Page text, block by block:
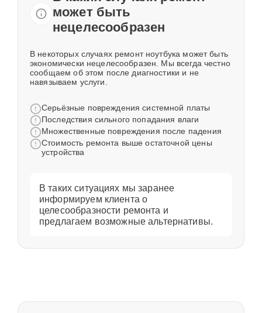
может быть
нецелесообразен
В некоторых случаях ремонт ноутбука может быть
экономически нецелесообразен. Мы всегда честно
сообщаем об этом после диагностики и не
навязываем услуги.
Серьёзные повреждения системной платы
Последствия сильного попадания влаги
Множественные повреждения после падения
Стоимость ремонта выше остаточной цены
устройства
В таких ситуациях мы заранее
информируем клиента о
целесообразности ремонта и
предлагаем возможные альтернативы.